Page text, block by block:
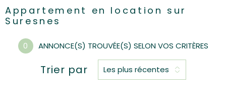
Appartement en location sur
Suresnes
0 ANNONCE(S) TROUVÉE(S) SELON VOS CRITÈRES
Trier par Les plus récentes